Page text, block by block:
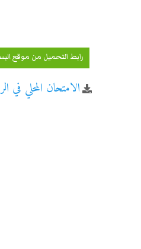
رابط التحميل من موقع
الامتحان المحلي في